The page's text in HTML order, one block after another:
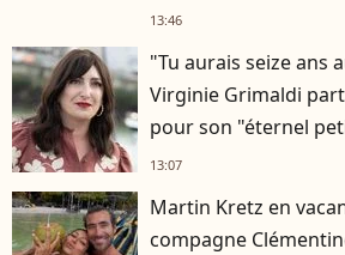
rester musclé à 56 ans
13:46
"Tu aurais seize ans
Virginie Grimaldi
pour son "éternel
13:07
Martin Kretz en
compagne